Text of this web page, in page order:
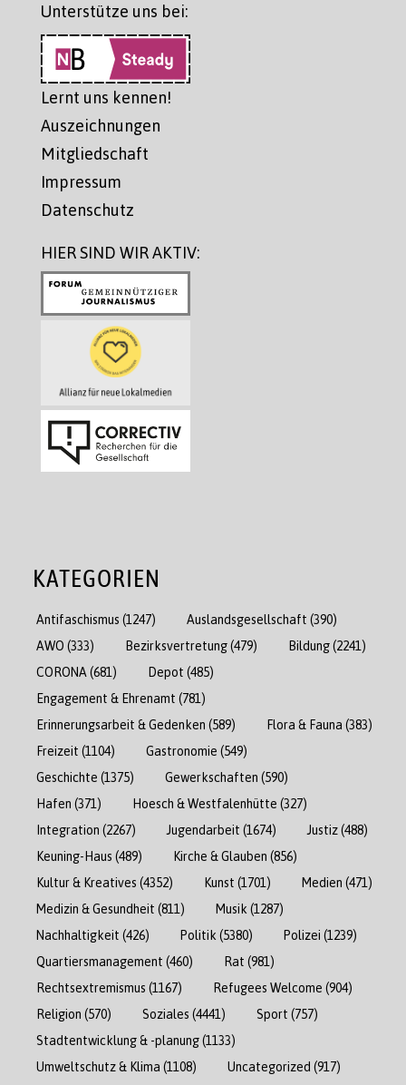
Unterstütze uns bei:
Lernt uns kennen!
Auszeichnungen
Mitgliedschaft
Impressum
Datenschutz
HIER SIND WIR AKTIV:
KATEGORIEN
Antifaschismus (1247) Auslandsgesellschaft (390)
AWO (333) Bezirksvertretung(479) Bildung(2241)
CORONA (681) Depot (485)
Engagement & Ehrenamt (781)
Erinnerungsarbeit & Gedenken (589) Flora & Fauna (383)
Freizeit (1104) Gastronomie (549)
Geschichte (1375) Gewerkschaften (590)
Hafen (371) Hoesch & Westfalenhütte (327)
Integration (2267) Jugendarbeit (1674) Justiz(488)
Keuning-Haus (489) Kirche & Glauben (856)
Kultur & Kreatives (4352) Kunst (1701) Medien (471)
Medizin & Gesundheit (811) Musik (1287)
Nachhaltigkeit (426) Politik (5380) Polizei (1239)
Quartiersmanagement (460) Rat (981)
Rechtsextremismus (1167) Refugees Welcome (904)
Religion (570) Soziales (4441) Sport (757)
Stadtentwicklung & -planung(1133)
Umweltschutz & Klima (1108) Uncategorized (917)